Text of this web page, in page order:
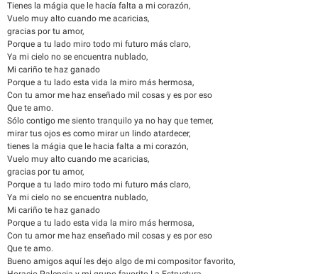
Tienes la mágia que le hacía falta a mi corazón,
Vuelo muy alto cuando me acaricias,
gracias por tu amor,
Porque a tu lado miro todo mi futuro más claro,
Ya mi cielo no se encuentra nublado,
Mi cariño te haz ganado
Porque a tu lado esta vida la miro más hermosa,
Con tu amor me haz enseñado mil cosas y es por eso
Que te amo.
Sólo contigo me siento tranquilo ya no hay que temer,
mirar tus ojos es como mirar un lindo atardecer,
tienes la mágia que le hacia falta a mi corazón,
Vuelo muy alto cuando me acaricias,
gracias por tu amor,
Porque a tu lado miro todo mi futuro más claro,
Ya mi cielo no se encuentra nublado,
Mi cariño te haz ganado
Porque a tu lado esta vida la miro más hermosa,
Con tu amor me haz enseñado mil cosas y es por eso
Que te amo.
Bueno amigos aquí les dejo algo de mi compositor favorito,